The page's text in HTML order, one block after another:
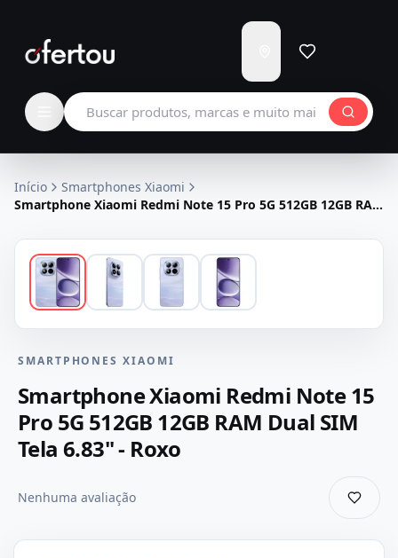
para
Carregando...
Buscar produtos
Início
Smartphones Xiaomi
Smartphone Xiaomi Redmi Note 15 Pro 5G 512GB 12GB RAM
SMARTPHONES XIAOMI
Smartphone Xiaomi Redmi Note 15
Pro 5G 512GB 12GB RAM Dual SIM
Tela 6.83" - Roxo
Nenhuma avaliação